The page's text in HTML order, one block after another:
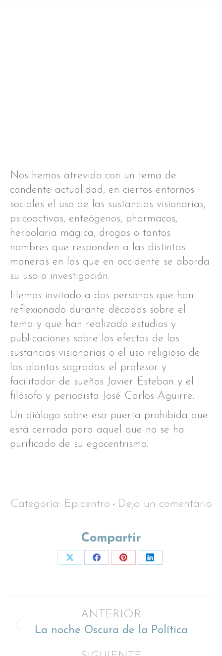
Nos hemos atrevido con un tema de
candente actualidad, en ciertos entornos
sociales el uso de las sustancias visionarias,
psicoactivas, enteógenos, pharmacos,
herbolaria mágica, drogas o tantos
nombres que responden a las distintas
maneras en las que en occidente se aborda
su uso o investigación.
Hemos invitado a dos personas que han
reflexionado durante décadas sobre el
tema y que han realizado estudios y
publicaciones sobre los efectos de las
sustancias visionarias o el uso religioso de
las plantas sagradas: el profesor y
facilitador de sueños Javier Esteban y el
filósofo y periodista José Carlos Aguirre.
Un diálogo sobre esa puerta prohibida que
está cerrada para aquel que no se ha
purificado de su egocentrismo.
Categoría: Epicentro Deja un comentario
Compartir
Share
Share
Share
Share
entre
ANTERIOR
Proyecto
La noche Oscura de la Política